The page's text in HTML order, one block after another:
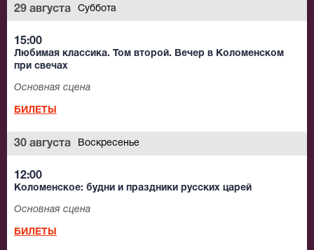
29 августа Суббота
15:00
Любимая классика. Том второй. Вечер в Коломенском
при свечах
Основная сцена
БИЛЕТЫ
30 августа Воскресенье
12:00
Коломенское: будни и праздники русских царей
Основная сцена
БИЛЕТЫ